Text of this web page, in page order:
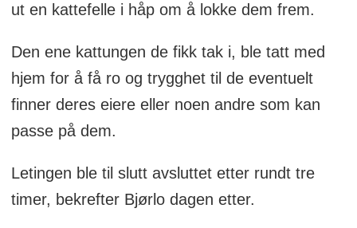
ut en kattefelle i håp om å lokke dem frem.
Den ene kattungen de fikk tak i, ble tatt med
hjem for å få ro og trygghet til de eventuelt
finner deres eiere eller noen andre som kan
passe på dem.
Letingen ble til slutt avsluttet etter rundt tre
timer, bekrefter Bjørlo dagen etter.